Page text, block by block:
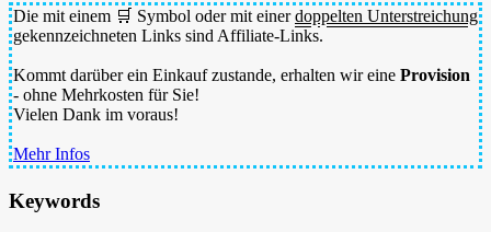
Die mit einem 🛒 Symbol oder mit einerdoppelten Unterstreichung
gekennzeichneten Links sind Affiliate-Links.
Kommt darüber ein Einkauf zustande, erhalten wir eine Provision
- ohne Mehrkosten für Sie!
Vielen Dank im voraus!
Mehr Infos
Keywords